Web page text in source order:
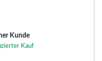
Kunde
Kauf